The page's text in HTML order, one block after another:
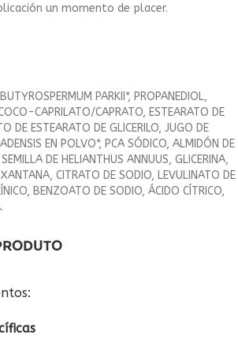
un momento de placer.
PARKII*, PROPANEDIOL,
CAPRILATO/CAPRATO, ESTEARATO DE
DE ESTEARATO DE GLICERILO, JUGO DE
EN POLVO*, PCA SÓDICO, ALMIDÓN DE
DE HELIANTHUS ANNUUS, GLICERINA,
CITRATO DE SODIO, LEVULINATO DE
BENZOATO DE SODIO, ÁCIDO CÍTRICO,